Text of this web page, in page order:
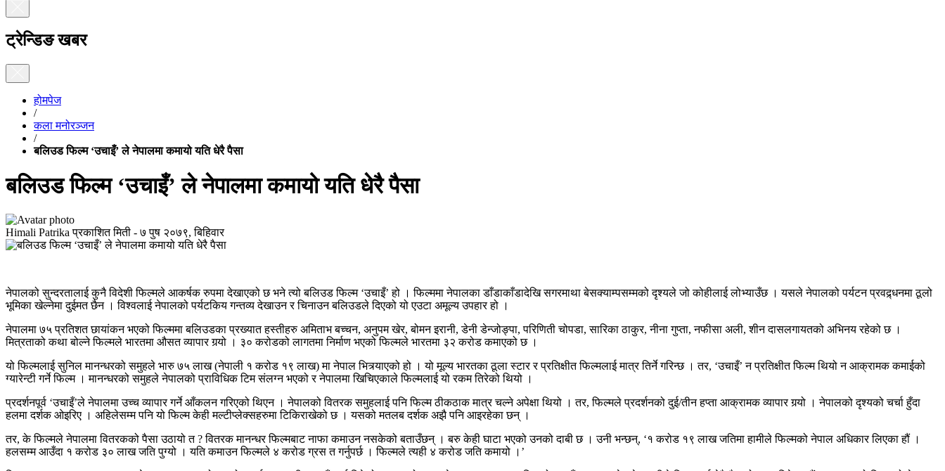
ट्रेन्डिङ खबर
होमपेज
/
कला मनोरञ्जन
/
बलिउड फिल्म ‘उचाइँ’ ले नेपालमा कमायो यति धेरै पैसा
बलिउड फिल्म ‘उचाइँ’ ले नेपालमा कमायो यति धेरै पैसा
Himali Patrika प्रकाशित मिती - ७ पुष २०७९, बिहिवार
नेपालको सुन्दरतालाई कुनै विदेशी फिल्मले आकर्षक रुपमा देखाएको छ भने त्यो बलिउड फिल्म ‘उचाइँ’ हो । फिल्ममा नेपालका डाँडाकाँडादेखि सगरमाथा बेसक्याम्पसम्मको दृश्यले जो कोहीलाई लोभ्याउँछ । यसले नेपालको पर्यटन प्रवद्र्धनमा ठूलो
भूमिका खेल्नेमा दुईमत छैन । विश्वलाई नेपालको पर्यटकिय गन्तव्य देखाउन र चिनाउन बलिउडले दिएको यो एउटा अमूल्य उपहार हो ।
नेपालमा ७५ प्रतिशत छायांकन भएको फिल्ममा बलिउडका प्रख्यात हस्तीहरु अमिताभ बच्चन, अनुपम खेर, बोमन इरानी, डेनी डेन्जोङ्पा, परिणिती चोपडा, सारिका ठाकुर, नीना गुप्ता, नफीसा अली, शीन दासलगायतको अभिनय रहेको छ ।
मित्रताको कथा बोल्ने फिल्मले भारतमा औसत व्यापार गर्‍यो । ३० करोडको लागतमा निर्माण भएको फिल्मले भारतमा ३२ करोड कमाएको छ ।
यो फिल्मलाई सुनिल मानन्धरको समुहले भारु ७५ लाख (नेपाली १ करोड १९ लाख) मा नेपाल भित्र्याएको हो । यो मूल्य भारतका ठूला स्टार र प्रतिक्षीत फिल्मलाई मात्र तिर्ने गरिन्छ । तर, ‘उचाइँ’ न प्रतिक्षीत फिल्म थियो न आक्रामक कमाईको
ग्यारेन्टी गर्ने फिल्म । मानन्धरको समुहले नेपालको प्राविधिक टिम संलग्न भएको र नेपालमा खिचिएकाले फिल्मलाई यो रकम तिरेको थियो ।
प्रदर्शनपूर्व ‘उचाइँ’ले नेपालमा उच्च व्यापार गर्ने आँकलन गरिएको थिएन । नेपालको वितरक समुहलाई पनि फिल्म ठीकठाक मात्र चल्ने अपेक्षा थियो । तर, फिल्मले प्रदर्शनको दुई/तीन हप्ता आक्रामक व्यापार गर्‍यो । नेपालको दृश्यको चर्चा हुँदा
हलमा दर्शक ओइरिए । अहिलेसम्म पनि यो फिल्म केही मल्टीप्लेक्सहरुमा टिकिराखेको छ । यसको मतलब दर्शक अझै पनि आइरहेका छन् ।
तर, के फिल्मले नेपालमा वितरकको पैसा उठायो त ? वितरक मानन्धर फिल्मबाट नाफा कमाउन नसकेको बताउँछन् । बरु केही घाटा भएको उनको दाबी छ । उनी भन्छन्, ‘१ करोड १९ लाख जतिमा हामीले फिल्मको नेपाल अधिकार लिएका हौं ।
हलसम्म आउँदा १ करोड ३० लाख जति पुग्यो । यति कमाउन फिल्मले ४ करोड ग्रस त गर्नुपर्छ । फिल्मले त्यही ४ करोड जति कमायो ।’